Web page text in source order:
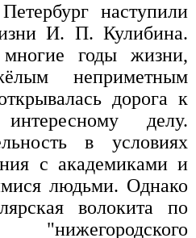
наступили
И. П. Кулибина.
годы жизни,
неприметным
дорога к
делу.
в условиях
с академиками и
людьми. Однако
волокита по